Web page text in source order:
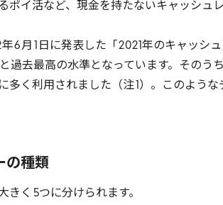
ポイ活など、現金を持たないキャッシュ
年6月 日に発表した「 2021年のキャッシ
過去最高の水準となっています。そのう
多く利用されました（注 ）。このよう
の種類
きく 5つに分けられます。